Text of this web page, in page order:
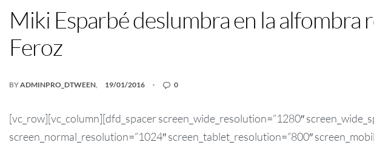
Miki Esparbé deslumbra en la alfombra
Feroz
BYADMINPRO_DTWEEN 19/01/2016 0
[vc_row][vc_column][dfd_spacer screen_wide_resolution=”1280″
screen_normal_resolution=”1024″ screen_tablet_resolution=”800″